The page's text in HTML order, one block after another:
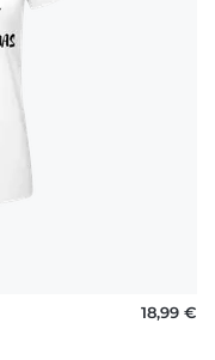
18,99 €